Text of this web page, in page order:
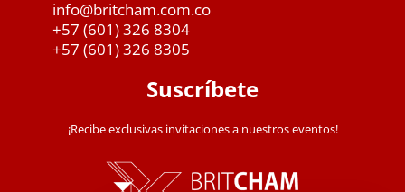
info@britcham.com.co
+57 (601) 326 8304
+57 (601) 326 8305
Suscríbete
¡Recibe exclusivas invitaciones a nuestros eventos!